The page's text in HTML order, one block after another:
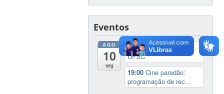
Eventos
AGO
10
seg
9:00Feira do Livro da
UFSC
19:00Cine paredão:
programação de rec...